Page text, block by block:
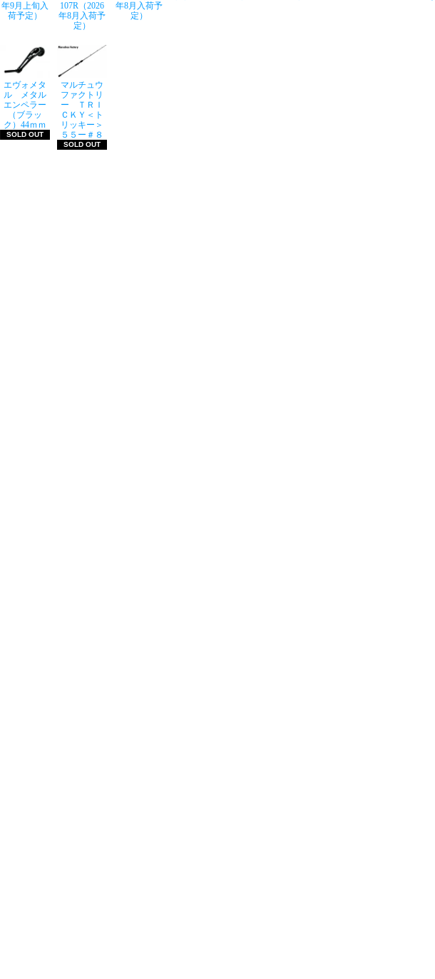
年9月上旬入
荷予定）
107R（2026
年8月入荷予
定）
年8月入荷予
定）
エヴォメタ
ル メタル
エンペラー
（ブラッ
ク）44ｍｍ
SOLD OUT
マルチュウ
ファクトリ
ー ＴＲＩ
ＣＫＹ＜ト
リッキー＞
５５ー＃８
SOLD OUT